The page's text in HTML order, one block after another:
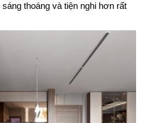
thoáng và tiện nghi hơn rất